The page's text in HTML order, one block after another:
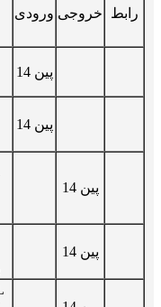
ورودی خروجی رابط
14 پین
14 پین
14 پین
14 پین